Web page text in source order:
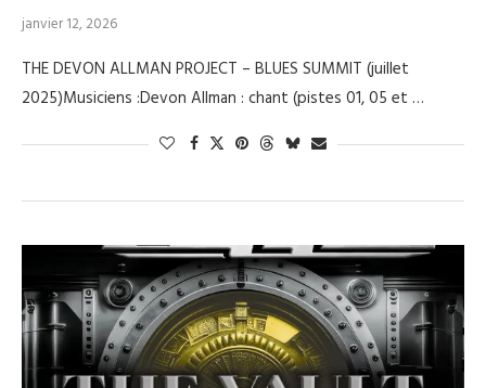
janvier 12, 2026
THE DEVON ALLMAN PROJECT – BLUES SUMMIT (juillet
2025)Musiciens :Devon Allman : chant (pistes 01, 05 et …